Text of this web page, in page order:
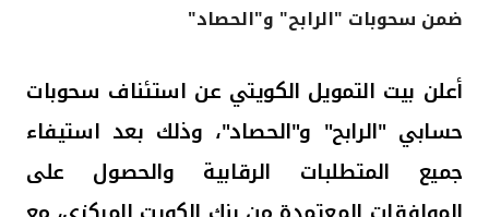
القنوات المصرفية
أدوات وخدمات
خدمات ما بعد البيع
ضمن سحوبات "الرابح" و"الحصاد"
أعلن بيت التمويل الكويتي عن استئناف سحوبات
حسابي "الرابح" و"الحصاد"، وذلك بعد استيفاء
جميع المتطلبات الرقابية والحصول على